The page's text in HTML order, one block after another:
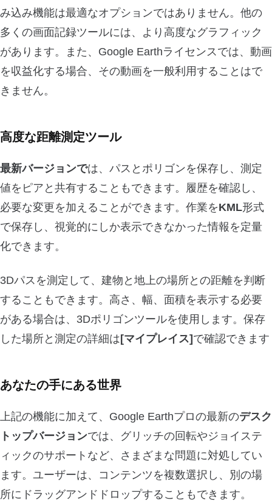
み込み機能は最適なオプションではありません。他の
多くの画面記録ツールには、より高度なグラフィック
があります。また、Google Earthライセンスでは、動画
を収益化する場合、その動画を一般利用することはで
きません。
高度な距離測定ツール
最新バージョンでは、パスとポリゴンを保存し、測定
値をピアと共有することもできます。履歴を確認し、
必要な変更を加えることができます。作業をKML形式
で保存し、視覚的にしか表示できなかった情報を定量
化できます。
3Dパスを測定して、建物と地上の場所との距離を判断
することもできます。高さ、幅、面積を表示する必要
がある場合は、3Dポリゴンツールを使用します。保存
した場所と測定の詳細は [マイプレイス] で確認できます
あなたの手にある世界
上記の機能に加えて、Google Earthプロの最新のデスク
トップバージョンでは、グリッチの回転やジョイステ
ィックのサポートなど、さまざまな問題に対処してい
ます。ユーザーは、コンテンツを複数選択し、別の場
所にドラッグアンドドロップすることもできます。